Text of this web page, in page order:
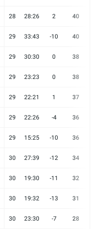
28 28:26 2 40
29 33:43 -10 40
29 30:30 0 38
29 23:23 0 38
29 22:21 1 37
29 22:26 -4 36
29 15:25 -10 36
30 27:39 -12 34
30 19:30 -11 32
30 19:32 -13 31
30 23:30 -7 28